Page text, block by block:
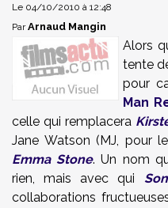
Le 04/10/2010 à 12:48
ParArnaud Mangin
Alors
tente
pour
Man
celle qui remplacera
Jane Watson (MJ, pour
Emma Stone. Un nom
rien, mais avec qui
collaborations